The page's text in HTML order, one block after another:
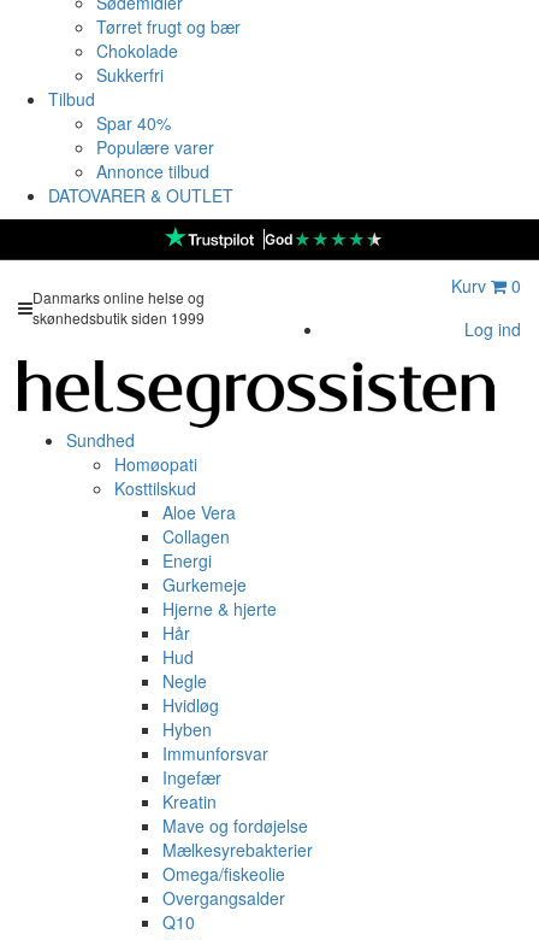
Tørret frugt og bær
Chokolade
Sukkerfri
Tilbud
Spar 40%
Populære varer
Annonce tilbud
DATOVARER & OUTLET
God★★★★★
Danmarks online helse og
skønhedsbutik siden 1999
Kurv
0
Log ind
Sundhed
Homøopati
Kosttilskud
Aloe Vera
Collagen
Energi
Gurkemeje
Hjerne & hjerte
Hår
Hud
Negle
Hvidløg
Hyben
Immunforsvar
Ingefær
Kreatin
Mave og fordøjelse
Mælkesyrebakterier
Omega/fiskeolie
Overgangsalder
Q10